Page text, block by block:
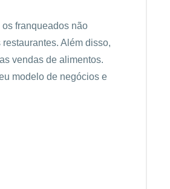
franqueados não
Além disso,
vendas de alimentos.
modelo de negócios e